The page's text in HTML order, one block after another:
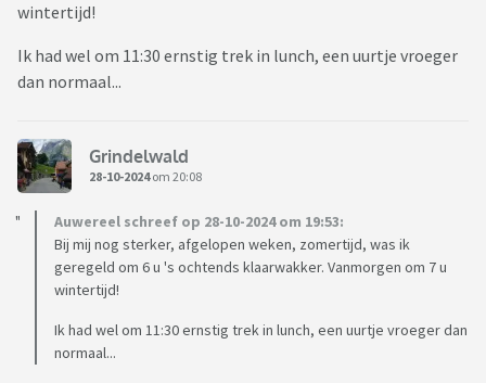
wintertijd!
Ik had wel om 11:30 ernstig trek in lunch, een uurtje vroeger
dan normaal...
Grindelwald
28-10-2024om 20:08
Auwereel schreef op 28-10-2024 om 19:53:
Bij mij nog sterker, afgelopen weken, zomertijd, was ik
geregeld om 6 u 's ochtends klaarwakker. Vanmorgen om 7 u
wintertijd!
Ik had wel om 11:30 ernstig trek in lunch, een uurtje vroeger dan
normaal...